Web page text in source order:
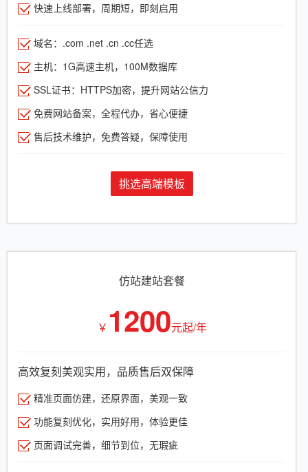
快速上线部署，周期短，即刻启用
域名：.com .net .cn .cc任选
主机：1G高速主机，100M数据库
SSL证书：HTTPS加密，提升网站公信力
免费网站备案，全程代办，省心便捷
售后技术维护，免费答疑，保障使用
挑选高端模板
仿站建站套餐
￥ 1200元起/年
高效复刻美观实用，品质售后双保障
精准页面仿建，还原界面，美观一致
功能复刻优化，实用好用，体验更佳
页面调试完善，细节到位，无瑕疵